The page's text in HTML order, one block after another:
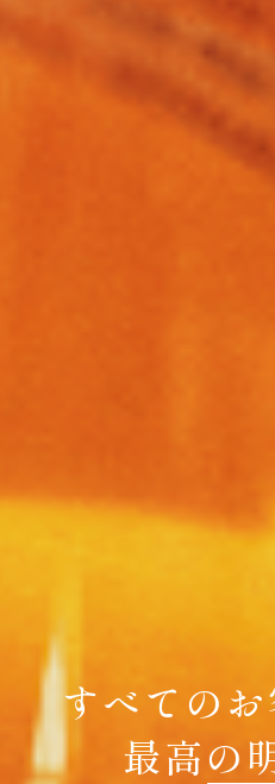
すべてのお
最高の